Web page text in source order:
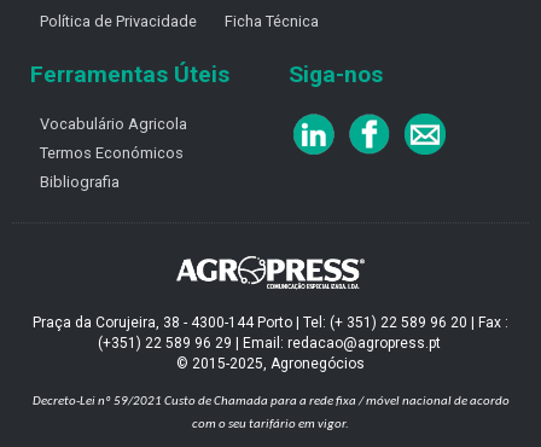
Política de Privacidade
Ficha Técnica
Ferramentas Úteis
Vocabulário Agricola
Termos Económicos
Bibliografia
Siga-nos
Praça da Corujeira, 38 - 4300-144 Porto | Tel: (+ 351) 22 589 96 20 | Fax :
(+351) 22 589 96 29 | Email: redacao@agropress.pt
© 2015-2025, Agronegócios
Decreto-Lei nº 59/2021 Custo de Chamada para a rede fixa / móvel nacional de acordo
com o seu tarifário em vigor.